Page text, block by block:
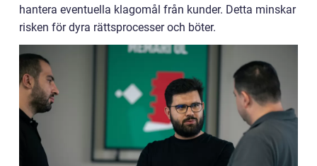
hantera eventuella klagomål från kunder. Detta minskar
risken för dyra rättsprocesser och böter.